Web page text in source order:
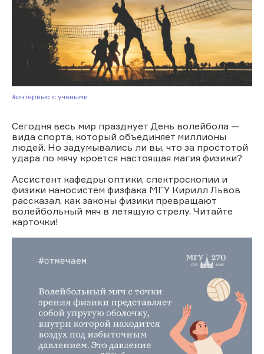
#Интервью с учеными
Сегодня весь мир празднует День волейбола —
вида спорта, который объединяет миллионы
людей. Но задумывались ли вы, что за простотой
удара по мячу кроется настоящая магия физики?
Ассистент кафедры оптики, спектроскопии и
физики наносистем физфака МГУ Кирилл Львов
рассказал, как законы физики превращают
волейбольный мяч в летящую стрелу. Читайте
карточки!